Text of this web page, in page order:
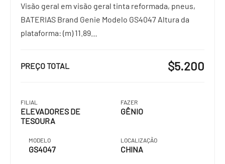
Visão geral em visão geral tinta reformada, pneus,
BATERIAS Brand Genie Modelo GS4047 Altura da
plataforma: (m) 11.89…
PREÇO TOTAL $5.200
FILIAL
ELEVADORES DE
TESOURA
FAZER
GÊNIO
MODELO
GS4047
LOCALIZAÇÃO
CHINA